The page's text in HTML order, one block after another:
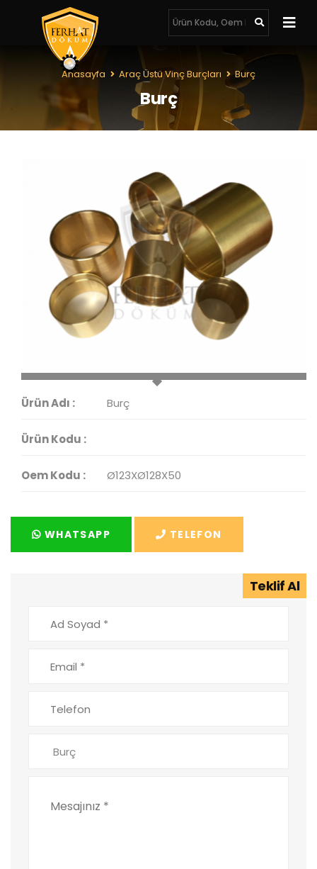
Anasayfa Araç Üstü Vinç Burçları Burç
Burç
Ürün Adı : Burç
Ürün Kodu :
Oem Kodu : Ø123XØ128X50
WHATSAPP TELEFON
Teklif Al